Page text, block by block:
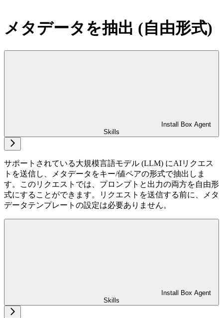
メタデータを抽出 (自由形式)
Install Box Agent
Skills
サポートされている大規模言語モデル (LLM) にAIリクエス
トを送信し、メタデータをキー/値ペアの形式で抽出しま
す。このリクエストでは、プロンプトと出力の両方を自由形
式にすることができます。リクエストを送信する前に、メタ
データテンプレートの設定は必要ありません。
Install Box Agent
Skills